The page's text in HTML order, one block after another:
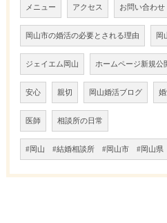
メニュー アクセス お問い合わせ
岡山市の婚活の必要とされる理由 岡
ジェイエム岡山 ホームページ新規公
安心 親切 岡山婚活ブログ
医師 相談所の日常
#岡山 #結婚相談所 #岡山市 #岡山県